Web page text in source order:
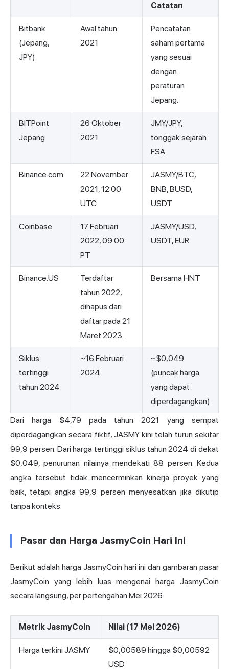
Catatan
Bitbank
(Jepang,
JPY)
Awal tahun
2021
Pencatatan
saham pertama
yang sesuai
dengan
peraturan
Jepang.
BITPoint
Jepang
26 Oktober
2021
JMY/JPY,
tonggak sejarah
FSA
Binance.com
22 November
2021, 12:00
UTC
JASMY/BTC,
BNB, BUSD,
USDT
Coinbase
17 Februari
2022, 09.00
PT
JASMY/USD,
USDT, EUR
Binance.US
Terdaftar
tahun 2022,
dihapus dari
daftar pada 21
Maret 2023.
Bersama HNT
Siklus
tertinggi
tahun 2024
~16 Februari
2024
~$0,049
(puncak harga
yang dapat
diperdagangkan)
Dari harga $4,79 pada tahun 2021 yang sempat
diperdagangkan secara fiktif, JASMY kini telah turun sekitar
99,9 persen. Dari harga tertinggi siklus tahun 2024 di dekat
$0,049, penurunan nilainya mendekati 88 persen. Kedua
angka tersebut tidak mencerminkan kinerja proyek yang
baik, tetapi angka 99,9 persen menyesatkan jika dikutip
tanpa konteks.
Pasar dan Harga JasmyCoin Hari Ini
Berikut adalah harga JasmyCoin hari ini dan gambaran pasar
JasmyCoin yang lebih luas mengenai harga JasmyCoin
secara langsung, per pertengahan Mei 2026:
Metrik JasmyCoin Nilai (17 Mei 2026)
Harga terkini JASMY
$0,00589 hingga $0,00592
USD